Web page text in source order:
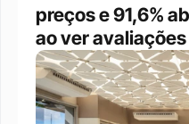
preços e 91,6%
ao ver